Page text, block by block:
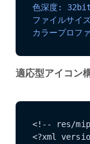
色深度: 32bit
ファイルサイ
カラープロフ
適応型アイコン
<!-- res/
<?xml